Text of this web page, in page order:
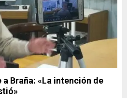
Braña: «La intención de